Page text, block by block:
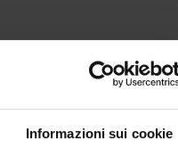
Informazioni sui cookie